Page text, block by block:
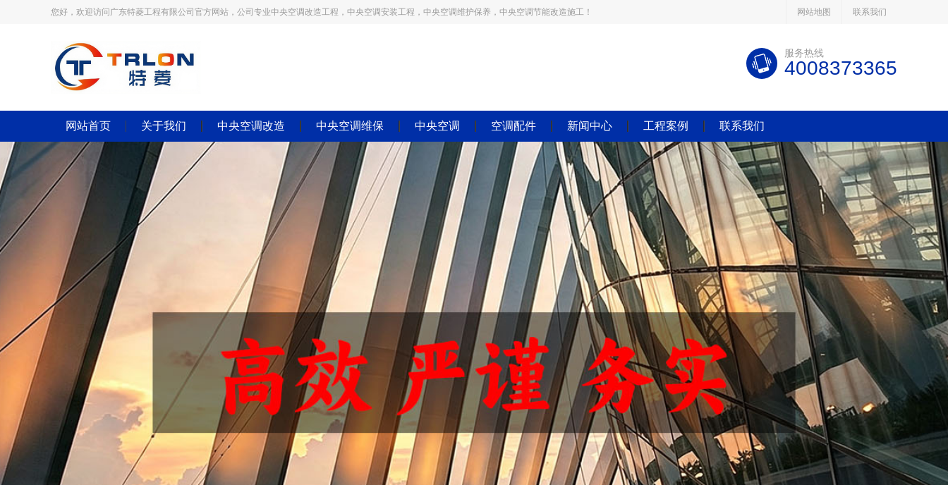
您好，欢迎访问广东特菱工程有限公司官方网站，公司专业中央空调改造工程，中央空调安装工程，中央空调维护保养，中央空调节能改造施工！ 网站地图 联系我们
服务热线
4008373365
网站首页 关于我们 中央空调改造 中央空调维保 中央空调 空调配件 新闻中心 工程案例 联系我们